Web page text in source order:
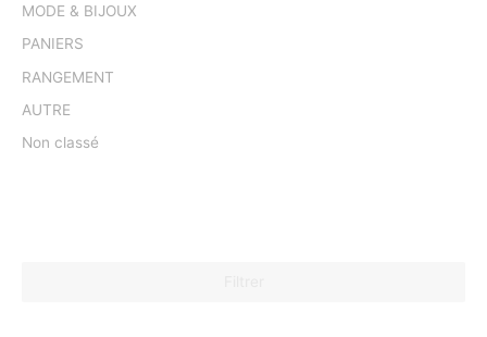
MODE & BIJOUX
PANIERS
RANGEMENT
AUTRE
Non classé